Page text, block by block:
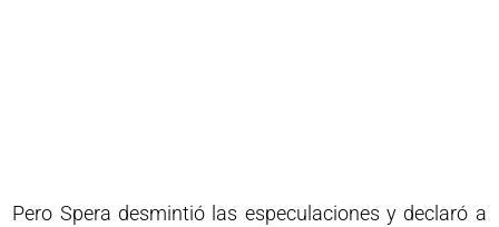
Pero Spera desmintió las especulaciones y declaró a